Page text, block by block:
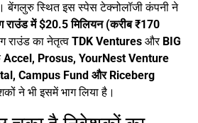
बेंगलुरु स्थित इस स्पेस टेक्नोलॉजी कंपनी ने
में $20.5 मिलियन (करीब ₹170
राउंड का नेतृत्व TDK Ventures और BIG
Accel, Prosus, YourNest Venture
Campus Fund और Riceberg
ने भी इसमें भाग लिया है।